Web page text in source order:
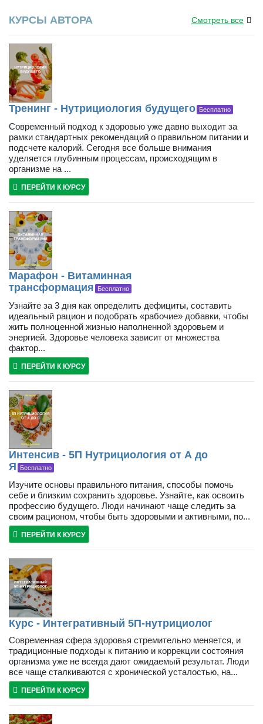
КУРСЫ АВТОРА Смотреть все
Тренинг - Нутрициология будущего Бесплатно
Современный подход к здоровью уже давно выходит за
рамки стандартных рекомендаций о правильном питании и
подсчете калорий. Сегодня все больше внимания
уделяется глубинным процессам, происходящим в
организме на ...
ПЕРЕЙТИ К КУРСУ
Марафон - Витаминная
трансформация
Бесплатно
Узнайте за 3 дня как определить дефициты, составить
идеальный рацион и подобрать «рабочие» добавки, чтобы
жить полноценной жизнью наполненной здоровьем и
энергией. Здоровье человека зависит от множества
фактор...
ПЕРЕЙТИ К КУРСУ
Интенсив - 5П Нутрициология от А до
Я
Бесплатно
Изучите основы правильного питания, способы помочь
себе и близким сохранить здоровье. Узнайте, как освоить
профессию будущего. Люди начинают чаще следить за
своим рационом, чтобы быть здоровыми и активными, по...
ПЕРЕЙТИ К КУРСУ
Курс - Интегративный 5П-нутрициолог
Современная сфера здоровья стремительно меняется, и
традиционные подходы к питанию и коррекции состояния
организма уже не всегда дают ожидаемый результат. Люди
все чаще сталкиваются с хронической усталостью, на...
ПЕРЕЙТИ К КУРСУ